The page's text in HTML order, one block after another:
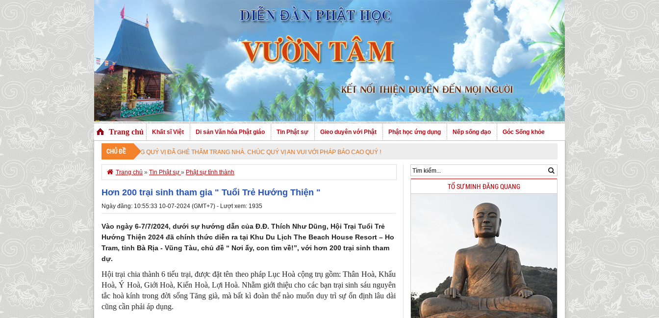
Trang chủ Khất sĩ Việt Di sản Văn hóa Phật giáo Tin Phật sự Gieo duyên với Phật Phật học ứng dụng Nếp sống đạo Góc Sống khỏe
CHỦ ĐỀ
CHÀO MỪNG QUÝ VỊ ĐÃ GHÉ THĂM TRANG NHÀ. CHÚC QUÝ VỊ AN VUI VỚI PHÁP BẢO CAO QUÝ !
 Trang chủ » Tin Phật sự » Phật sự tỉnh thành
Hơn 200 trại sinh tham gia " Tuổi Trẻ Hướng Thiện "
Ngày đăng: 10:55:33 10-07-2024 (GMT+7) - Lượt xem: 1935
Vào ngày 6-7/7/2024, dưới sự hướng dẫn của Đ.Đ. Thích Như Dũng, Hội Trại Tuổi Trẻ
Hướng Thiện 2024 đã chính thức diễn ra tại Khu Du Lịch The Beach House Resort – Ho
Tram, tỉnh Bà Rịa - Vũng Tàu, chủ đề “ Nơi ấy, con tìm về!”, với hơn 200 trại sinh tham
dự.
Hội trại chia thành 6 tiểu trại, được đặt tên theo pháp Lục Hoà cộng trụ gồm: Thân Hoà, Khẩu
Hoà, Ý Hoà, Giới Hoà, Kiến Hoà, Lợi Hoà. Nhằm giới thiệu cho các bạn trại sinh sáu nguyên
tắc hoà kính trong đời sống Tăng già, mà bất kì đoàn thể nào muốn duy trì sự ổn định lâu dài
cũng cần phải áp dụng.
TỔ SƯ MINH ĐĂNG QUANG